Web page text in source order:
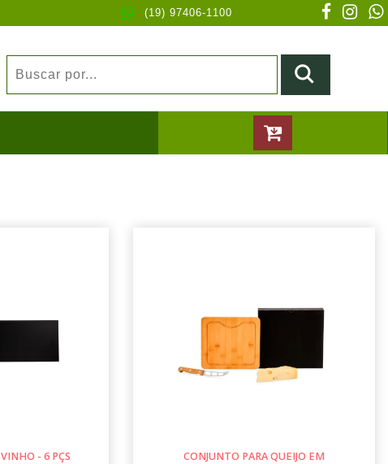
(19) 97406-1100
- 6 PÇS
CONJUNTO PARA QUEIJO EM